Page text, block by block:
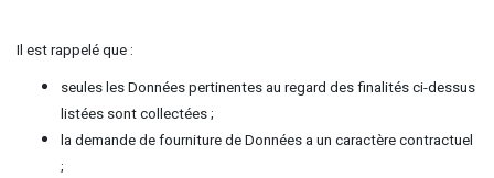
Il est rappelé que :
seules les Données pertinentes au regard des finalités ci-dessus
listées sont collectées ;
la demande de fourniture de Données a un caractère contractuel
;